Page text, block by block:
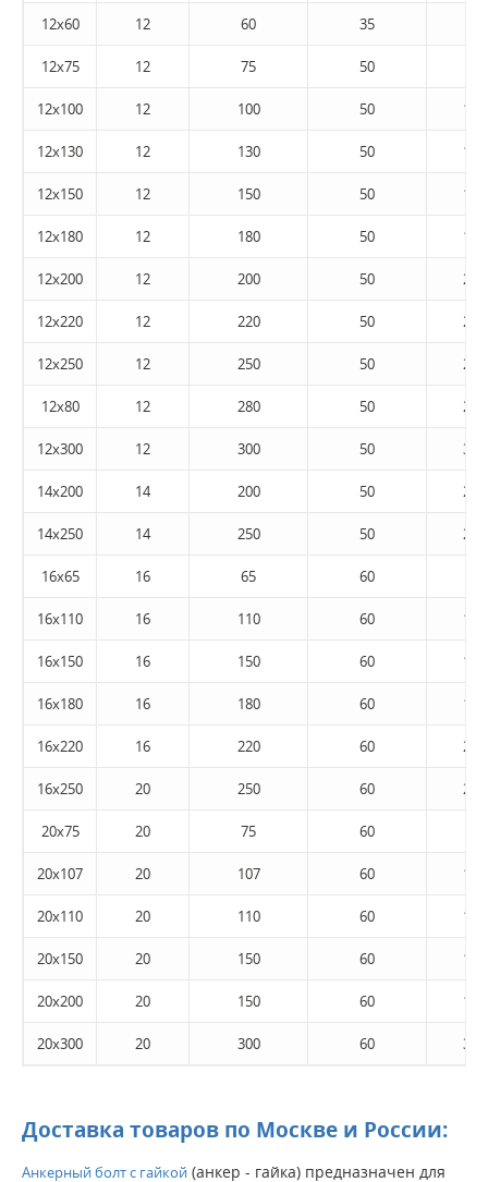
12x60 12 60 35
12x75 12 75 50
12x100 12 100 50 105
12x130 12 130 50 135
12x150 12 150 50 155
12x180 12 180 50 185
12x200 12 200 50 205
12x220 12 220 50 225
12x250 12 250 50 255
12x80 12 280 50 285
12x300 12 300 50 305
14x200 14 200 50 205
14x250 14 250 50 255
16x65 16 65 60
16x110 16 110 60 115
16x150 16 150 60 155
16x180 16 180 60 185
16x220 16 220 60 225
16x250 20 250 60 255
20x75 20 75 60
20x107 20 107 60 112
20x110 20 110 60 115
20x150 20 150 60 155
20x200 20 150 60 155
20x300 20 300 60 305
Доставка товаров по Москве и России:
Анкерный болт с гайкой (анкер - гайка) предназначен для